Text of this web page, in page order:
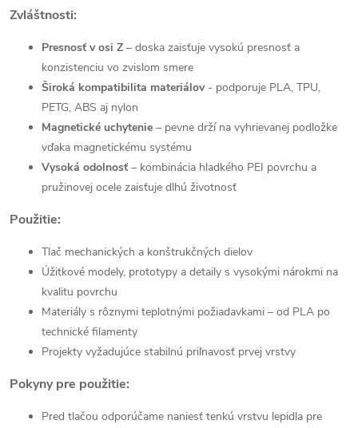
Zvláštnosti:
Presnosť v osi Z – doska zaisťuje vysokú presnosť a
konzistenciu vo zvislom smere
Široká kompatibilita materiálov- podporuje PLA, TPU,
PETG, ABS aj nylon
Magnetické uchytenie – pevne drží na vyhrievanej podložke
vďaka magnetickému systému
Vysoká odolnosť – kombinácia hladkého PEI povrchu a
pružinovej ocele zaisťuje dlhú životnosť
Použitie:
Tlač mechanických a konštrukčných dielov
Úžitkové modely, prototypy a detaily s vysokými nárokmi na
kvalitu povrchu
Materiály s rôznymi teplotnými požiadavkami – od PLA po
technické filamenty
Projekty vyžadujúce stabilnú priľnavosť prvej vrstvy
Pokyny pre použitie:
Pred tlačou odporúčame naniesť tenkú vrstvu lepidla pre